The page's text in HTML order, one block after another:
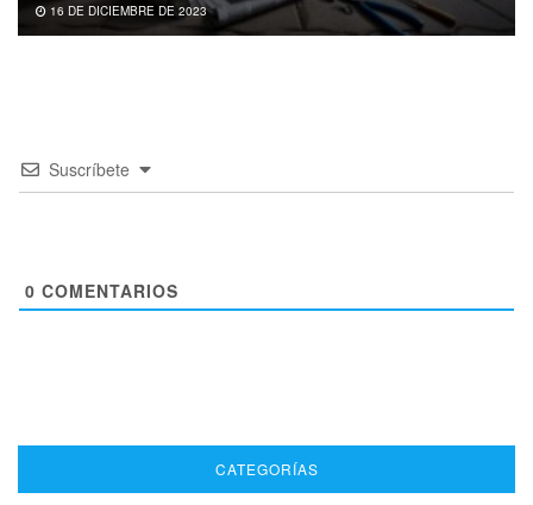
16 DE DICIEMBRE DE 2023
Suscríbete
0 COMENTARIOS
CATEGORÍAS